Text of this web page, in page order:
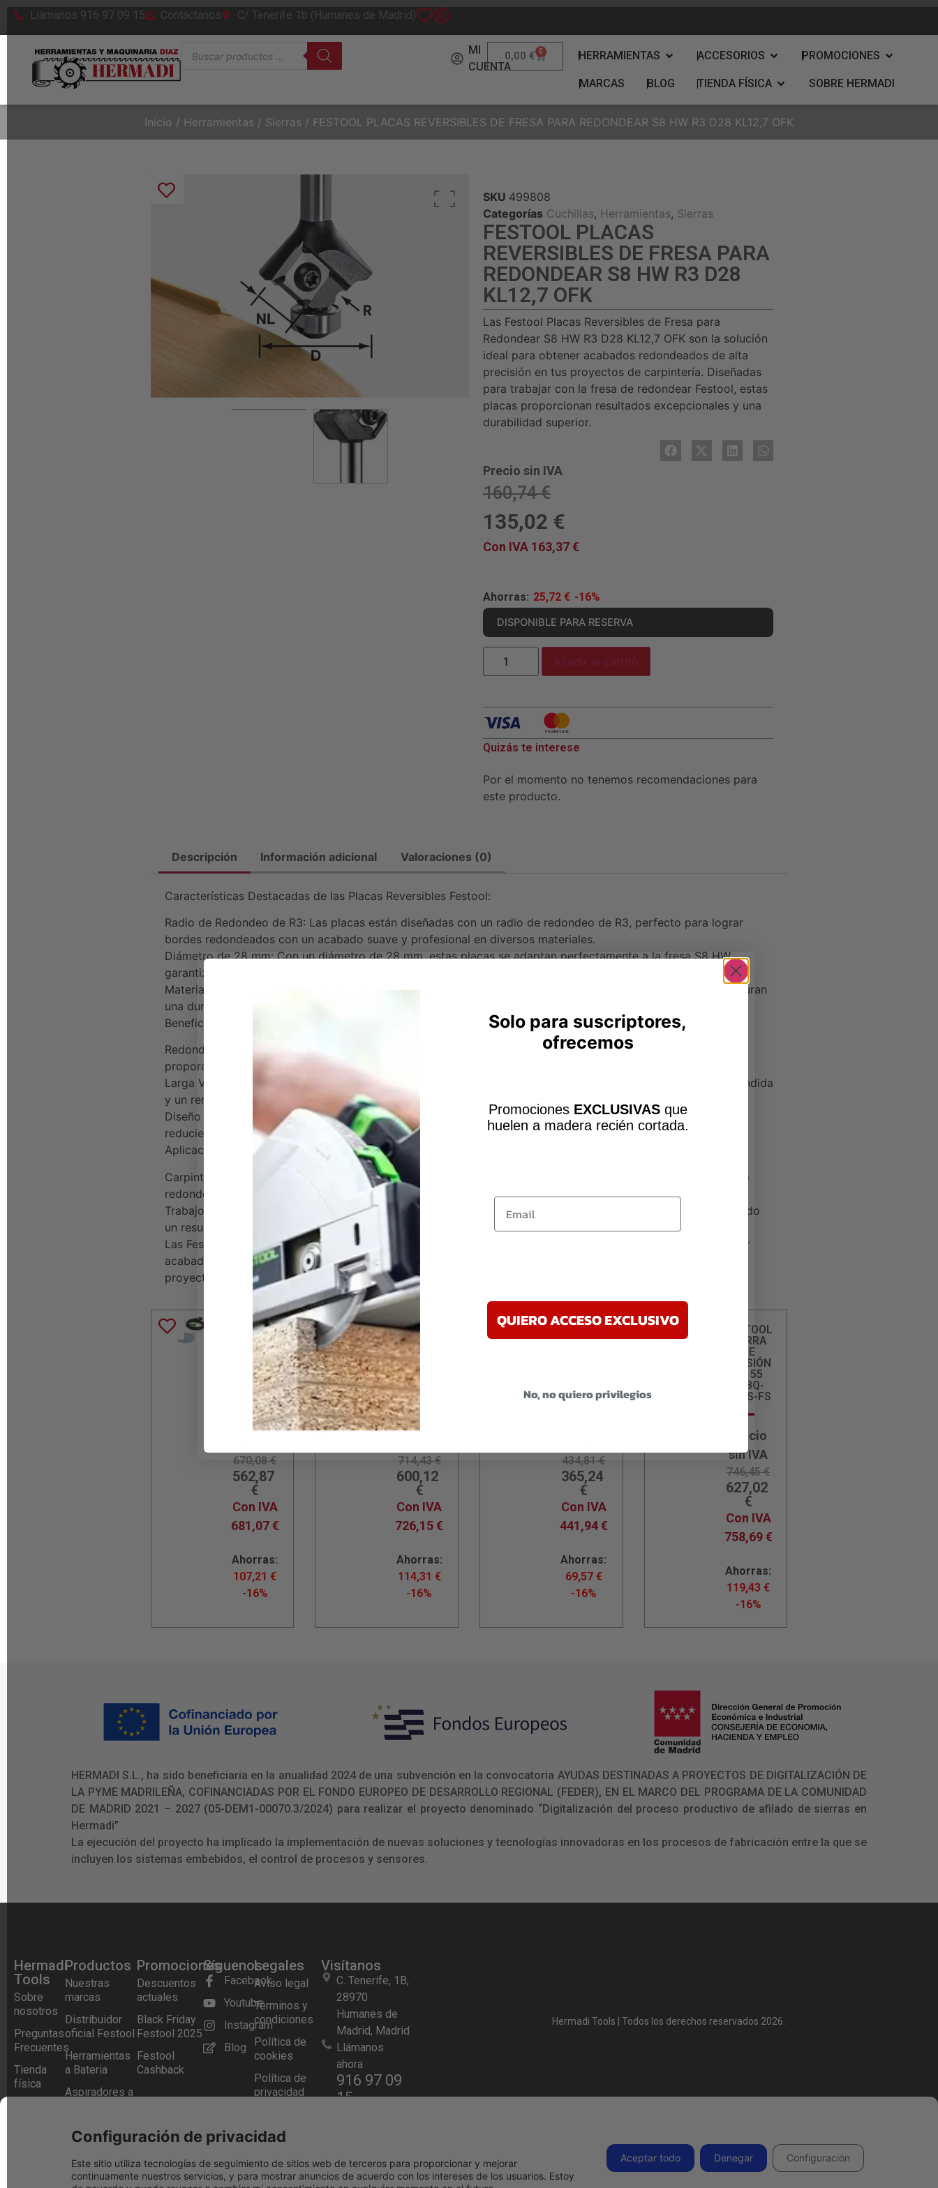
Llámanos 916 97 09 15 Contáctanos C/ Tenerife 1b (Humanes de Madrid)
MI
CUENTA
0,00 € 0 HERRAMIENTAS ACCESORIOS PROMOCIONES
MARCAS BLOG TIENDA FÍSICA SOBRE HERMADI
Inicio / Herramientas / Sierras / FESTOOL PLACAS REVERSIBLES DE FRESA PARA REDONDEAR S8 HW R3 D28 KL12,7 OFK
SKU 499808
Categorías Cuchillas, Herramientas, Sierras
FESTOOL PLACAS
REVERSIBLES DE FRESA PARA
REDONDEAR S8 HW R3 D28
KL12,7 OFK
Las Festool Placas Reversibles de Fresa para
Redondear S8 HW R3 D28 KL12,7 OFK son la solución
ideal para obtener acabados redondeados de alta
precisión en tus proyectos de carpintería. Diseñadas
para trabajar con la fresa de redondear Festool, estas
placas proporcionan resultados excepcionales y una
durabilidad superior.
Precio sin IVA
160,74€
135,02 €
Con IVA 163,37€
Ahorras: 25,72 € -16%
DISPONIBLE PARA RESERVA
Añadir al carrito
Quizás te interese
Por el momento no tenemos recomendaciones para
este producto.
Descripción Información adicional Valoraciones (0)
Características Destacadas de las Placas Reversibles Festool:
Radio de Redondeo de R3: Las placas están diseñadas con un radio de redondeo de R3, perfecto para lograr
bordes redondeados con un acabado suave y profesional en diversos materiales.
Diámetro de 28 mm: Con un diámetro de 28 mm, estas placas se adaptan perfectamente a la fresa S8 HW,
garantizando una integración sin problemas y una operación eficiente.
Material de Carburo de Tungsteno (HW): Fabricadas en carburo de tungsteno de alta calidad, las placas aseguran
una durabilidad prolongada y una resistencia superior al desgaste, ofreciendo un rendimiento constante.
Beneficios Clave de las Placas Reversibles Festool:
Redondeo Preciso y Profesional: El radio de redondeo R3 permite crear bordes redondeados con precisión,
proporcionando un acabado elegante y consistente en cada aplicación.
Larga Vida Útil y Eficiencia: Gracias al material de carburo de tungsteno, las placas ofrecen una vida útil extendida
y un rendimiento eficiente, reduciendo la necesidad de reemplazos frecuentes.
Diseño Reversible: El diseño reversible de las placas permite un uso prolongado, maximizando la eficiencia y
reduciendo los costos operativos.
Aplicaciones Recomendadas:
Carpintería y Ebanistería: Perfectas para proyectos de carpintería y ebanistería donde se requiera un acabado
redondeado de alta calidad y precisión.
Trabajo en Madera y Otros Materiales: Ideales para redondear bordes en madera y otros materiales, asegurando
un resultado profesional y bien terminado.
Las Festool Placas Reversibles de Fresa para Redondear S8 HW R3 D28 KL12,7 OFK son esenciales para lograr
acabados perfectos en el redondeo de bordes. Confía en la calidad y precisión de Festool para optimizar tus
proyectos de carpintería y obtener resultados excepcionales.
LIJADOR
A
EXCÉNTR
ICA ETS
EC 150/3
EQ
Precio
670,08€
562,87
€
Con IVA
681,07€
Ahorras:
107,21€
-16%
LIJADOR
A
EXCENTR
ICA ETS
EC 150/3
EQ-PLUS
Precio
714,43€
600,12
€
Con IVA
726,15€
Ahorras:
114,31 €
-16%
LIJADOR
A
434,81€
365,24
€
Con IVA
441,94€
Ahorras:
69,57 €
-16%
FESTOOL
SIERRA
DE
INCISIÓN
TS 55
FEBQ-
PLUS-FS
Precio
sin IVA
746,45€
627,02
€
Con IVA
758,69€
Ahorras:
119,43€
-16%
HERMADI S.L., ha sido beneficiaria en la anualidad 2024 de una subvención en la convocatoria AYUDAS DESTINADAS A PROYECTOS DE DIGITALIZACIÓN DE
LA PYME MADRILEÑA, COFINANCIADAS POR EL FONDO EUROPEO DE DESARROLLO REGIONAL (FEDER), EN EL MARCO DEL PROGRAMA DE LA COMUNIDAD
DE MADRID 2021 – 2027 (05-DEM1-00070.3/2024) para realizar el proyecto denominado “Digitalización del proceso productivo de afilado de sierras en
Hermadi”
La ejecución del proyecto ha implicado la implementación de nuevas soluciones y tecnologías innovadoras en los procesos de fabricación entre la que se
incluyen los sistemas embebidos, el control de procesos y sensores.
Hermadi
Tools
Sobre
nosotros
Preguntas
Frecuentes
Tienda
física
Productos
Nuestras
marcas
Distribuidor
oficial Festool
Herramientas
a Bateria
Aspiradores a
Lijadoras
Promociones
Descuentos
actuales
Black Friday
Festool 2025
Festool
Cashback
Síguenos
Facebook
Youtube
Instagram
Blog
Legales
Aviso legal
Términos y
condiciones
Política de
cookies
Política de
privacidad
de
devolución
Pago seguro
Visítanos
C. Tenerife, 1B,
28970
Humanes de
Madrid, Madrid
Llámanos
ahora
916 97 09
15
maps
Hermadi Tools | Todos los derechos reservados 2026.
Configuración de privacidad
Este sitio utiliza tecnologías de seguimiento de sitios web de terceros para proporcionar y mejorar
continuamente nuestros servicios, y para mostrar anuncios de acuerdo con los intereses de los usuarios. Estoy
Aceptar todo Denegar Configuración
Solo para suscriptores,
ofrecemos
Promociones EXCLUSIVAS que
huelen a madera recién cortada.
Email
QUIERO ACCESO EXCLUSIVO
No, no quiero privilegios